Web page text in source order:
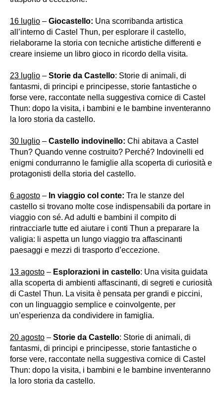
16 luglio – Giocastello: Una scorribanda artistica
all’interno di Castel Thun, per esplorare il castello,
rielaborarne la storia con tecniche artistiche differenti e
creare insieme un libro gioco in ricordo della visita.
23 luglio – Storie da Castello: Storie di animali, di
fantasmi, di principi e principesse, storie fantastiche o
forse vere, raccontate nella suggestiva cornice di Castel
Thun: dopo la visita, i bambini e le bambine inventeranno
la loro storia da castello.
30 luglio – Castello indovinello: Chi abitava a Castel
Thun? Quando venne costruito? Perché? Indovinelli ed
enigmi condurranno le famiglie alla scoperta di curiosità e
protagonisti della storia del castello.
6 agosto – In viaggio col conte: Tra le stanze del
castello si trovano molte cose indispensabili da portare in
viaggio con sé. Ad adulti e bambini il compito di
rintracciarle tutte ed aiutare i conti Thun a preparare la
valigia: li aspetta un lungo viaggio tra affascinanti
paesaggi e mezzi di trasporto d’eccezione.
13 agosto – Esplorazioni in castello: Una visita guidata
alla scoperta di ambienti affascinanti, di segreti e curiosità
di Castel Thun. La visita è pensata per grandi e piccini,
con un linguaggio semplice e coinvolgente, per
un’esperienza da condividere in famiglia.
20 agosto – Storie da Castello: Storie di animali, di
fantasmi, di principi e principesse, storie fantastiche o
forse vere, raccontate nella suggestiva cornice di Castel
Thun: dopo la visita, i bambini e le bambine inventeranno
la loro storia da castello.